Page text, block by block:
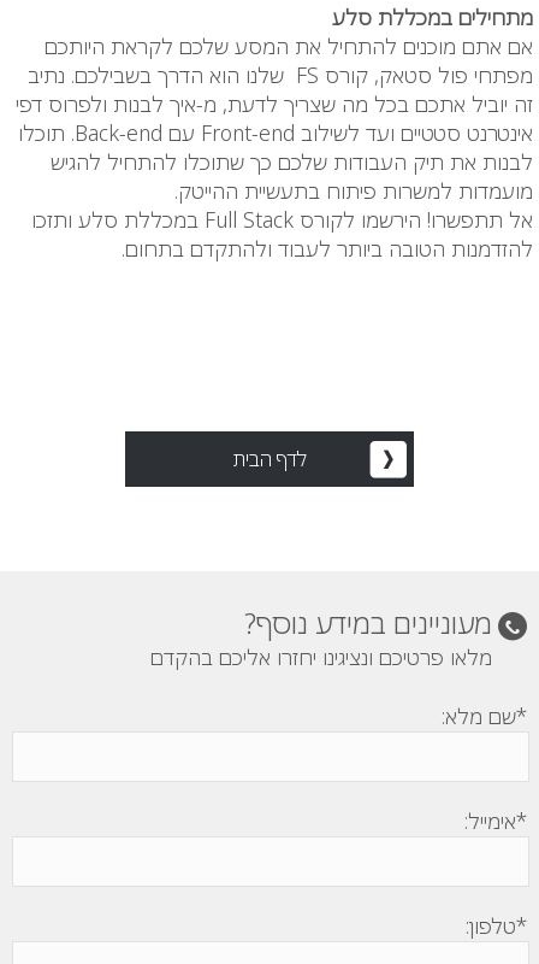
מתחילים במכללת סלע
אם אתם מוכנים להתחיל את המסע שלכם לקראת היותכם
מפתחי פול סטאק, קורס FS
שלנו הוא הדרך בשבילכם. נתיב
זה יוביל אתכם בכל מה שצריך לדעת, מ-איך לבנות ולפרוס דפי
אינטרנט סטטיים ועד לשילוב
Front-end עם Back-end. תוכלו
לבנות את תיק העבודות שלכם כך שתוכלו להתחיל להגיש
מועמדות למשרות פיתוח בתעשיית ההייטק.
אל תתפשרו! הירשמו לקורס Full Stack במכללת סלע ותזכו
להזדמנות הטובה ביותר לעבוד ולהתקדם בתחום.
לדף הבית
מעוניינים במידע נוסף?
מלאו פרטיכם ונציגינו יחזרו אליכם בהקדם
*שם מלא:
*אימייל:
*טלפון: